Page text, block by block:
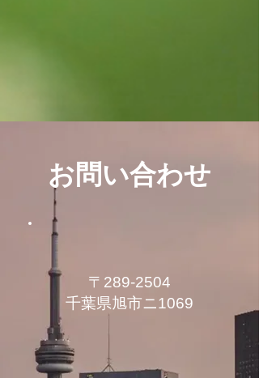
お問い合わせ
〒289-2504
千葉県旭市ニ1069